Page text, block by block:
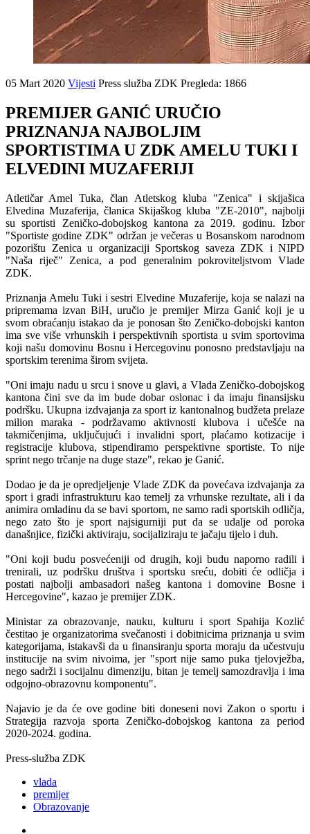
05 Mart 2020 Vijesti Press služba ZDK Pregleda: 1866
PREMIJER GANIĆ URUČIO
PRIZNANJA NAJBOLJIM
SPORTISTIMA U ZDK AMELU TUKI I
ELVEDINI MUZAFERIJI
Atletičar Amel Tuka, član Atletskog kluba "Zenica" i skijašica
Elvedina Muzaferija, članica Skijaškog kluba "ZE-2010", najbolji
su sportisti Zeničko-dobojskog kantona za 2019. godinu. Izbor
"Sportiste godine ZDK" održan je večeras u Bosanskom narodnom
pozorištu Zenica u organizaciji Sportskog saveza ZDK i NIPD
"Naša riječ" Zenica, a pod generalnim pokroviteljstvom Vlade
ZDK.
Priznanja Amelu Tuki i sestri Elvedine Muzaferije, koja se nalazi na
pripremama izvan BiH, uručio je premijer Mirza Ganić koji je u
svom obraćanju istakao da je ponosan što Zeničko-dobojski kanton
ima sve više vrhunskih i perspektivnih sportista u svim sportovima
koji našu domovinu Bosnu i Hercegovinu ponosno predstavljaju na
sportskim terenima širom svijeta.
"Oni imaju nadu u srcu i snove u glavi, a Vlada Zeničko-dobojskog
kantona čini sve da im bude dobar oslonac i da imaju finansijsku
podršku. Ukupna izdvajanja za sport iz kantonalnog budžeta prelaze
milion maraka - podržavamo aktivnosti klubova i učešće na
takmičenjima, uključujući i invalidni sport, plaćamo kotizacije i
registracije klubova, stipendiramo perspektivne sportiste. To nije
sprint nego trčanje na duge staze", rekao je Ganić.
Dodao je da je opredjeljenje Vlade ZDK da povećava izdvajanja za
sport i gradi infrastrukturu kao temelj za vrhunske rezultate, ali i da
animira omladinu da se bavi sportom, ne samo radi sportskih odličja,
nego zato što je sport najsigurniji put da se udalje od poroka
današnjice, fizički aktiviraju, socijaliziraju te jačaju tijelo i duh.
"Oni koji budu posvećeniji od drugih, koji budu naporno radili i
trenirali, uz podršku društva i sportsku sreću, dobiti će odličja i
postati najbolji ambasadori našeg kantona i domovine Bosne i
Hercegovine", kazao je premijer ZDK.
Ministar za obrazovanje, nauku, kulturu i sport Spahija Kozlić
čestitao je organizatorima svečanosti i dobitnicima priznanja u svim
kategorijama, istakavši da u finansiranju sporta moraju da učestvuju
institucije na svim nivoima, jer "sport nije samo puka tjelovježba,
nego sadrži i socijalnu dimenziju, bitan je temelj samozdravlja i ima
odgojno-obrazovnu komponentu".
Najavio je da će ove godine biti doneseni novi Zakon o sportu i
Strategija razvoja sporta Zeničko-dobojskog kantona za period
2020-2024. godina.
Press-služba ZDK
vlada
premijer
Obrazovanje